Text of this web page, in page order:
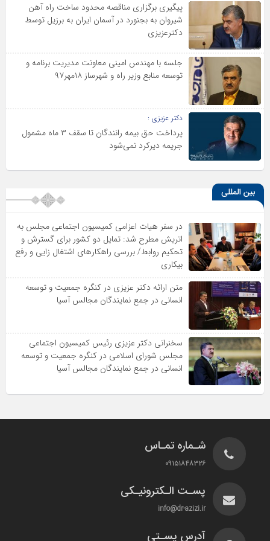
پیگیری برگزاری مناقصه محدود ساخت راه آهن
شیروان به بجنورد در آسمان ایران به برزیل توسط
دکترعزیزی
جلسه با مهندس امینی معاونت مدیریت برنامه و
توسعه منابع وزیر راه و شهرساز ۱۸مهر۹۷
دکتر عزیزی :
پرداخت حق بیمه رانندگان تا سقف ۳ ماه مشمول
جریمه دیرکرد نمی‌شود
بین المللی
در سفر هیات اعزامی کمیسیون اجتماعی مجلس به
اتریش مطرح شد: تمایل دو کشور برای گسترش و
تحکیم روابط/ بررسی راهکارهای اشتغال زایی و رفع
بیکاری
متن ارائه دکتر عزیزى در کنگره جمعیت و توسعه
انسانى در جمع نمایندگان مجالس آسیا
سخنرانى دکتر عزیزى رئیس کمیسیون اجتماعى
مجلس شوراى اسلامى در کنگره جمعیت و توسعه
انسانى در جمع نمایندگان مجالس آسیا
شـماره تمـاس
۰۹۱۵۱۸۴۸۳۲۶
پسـت الـکترونیـکی
info@dr-azizi.ir
آدرس پسـتی